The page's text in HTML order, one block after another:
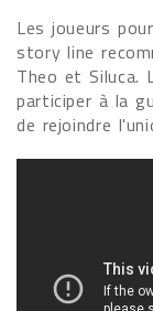
Les joueurs
story line
Theo et Siluca.
participer à la
de rejoindre